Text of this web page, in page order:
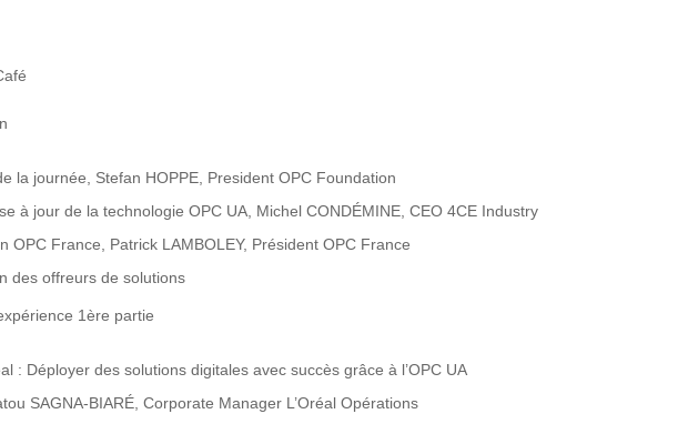
la journée, Stefan HOPPE, President OPC Foundation
à jour de la technologie OPC UA, Michel CONDÉMINE, CEO 4CE Industry
OPC France, Patrick LAMBOLEY, Président OPC France
des offreurs de solutions
1ère partie
: Déployer des solutions digitales avec succès grâce à l’OPC UA
SAGNA-BIARÉ, Corporate Manager L’Oréal Opérations